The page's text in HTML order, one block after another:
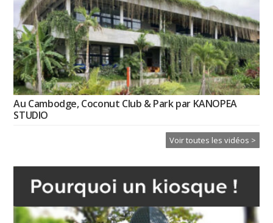
Au Cambodge, Coconut Club & Park par KANOPEA
STUDIO
Voir toutes les vidéos >